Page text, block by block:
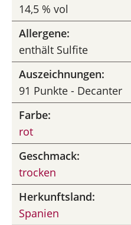
14,5 % vol
Allergene:
enthält Sulfite
Auszeichnungen:
91 Punkte - Decanter
Farbe:
rot
Geschmack:
trocken
Herkunftsland:
Spanien